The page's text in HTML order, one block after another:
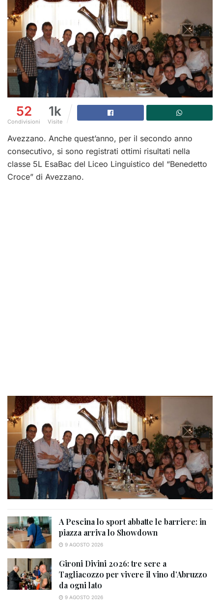
52
Condivisioni
1k
Visite
Avezzano. Anche quest’anno, per il secondo anno
consecutivo, si sono registrati ottimi risultati nella
classe 5L EsaBac del Liceo Linguistico del “Benedetto
Croce” di Avezzano.
A Pescina lo sport abbatte le barriere: in
piazza arriva lo Showdown
9 AGOSTO 2026
Gironi Divini 2026: tre sere a
Tagliacozzo per vivere il vino d’Abruzzo
da ogni lato
9 AGOSTO 2026